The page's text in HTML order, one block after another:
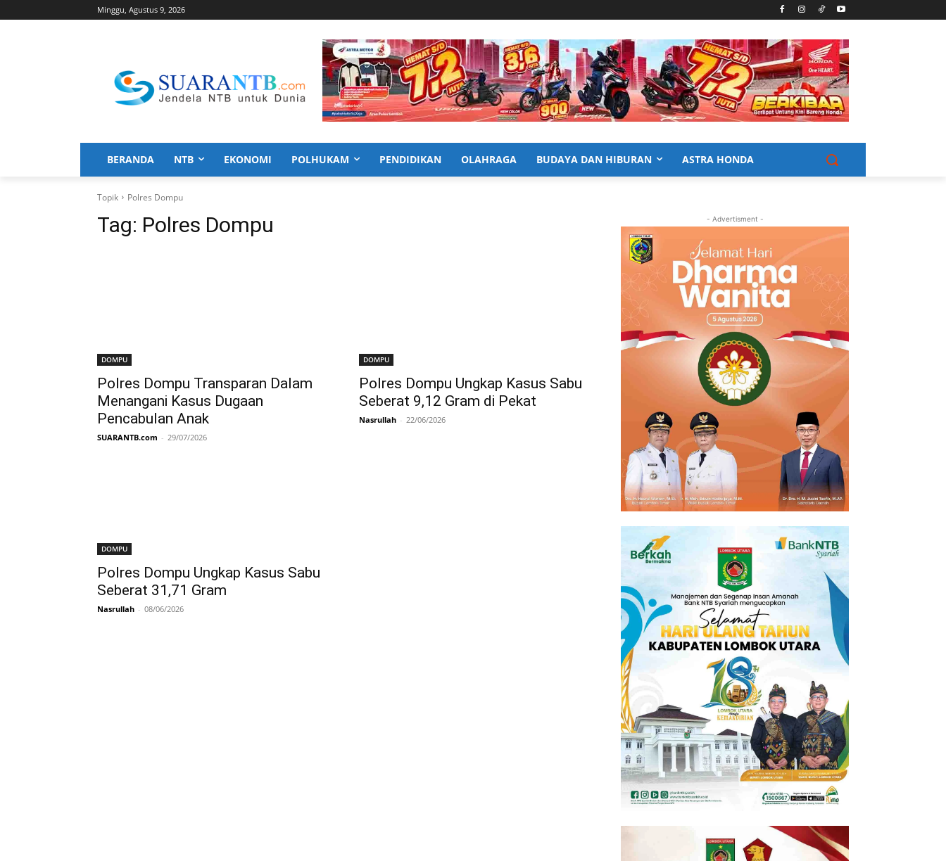
Minggu, Agustus 9, 2026
BERANDA NTB EKONOMI POLHUKAM PENDIDIKAN OLAHRAGA BUDAYA DAN HIBURAN ASTRA HONDA
Topik Polres Dompu
Tag: Polres Dompu
DOMPU
Polres Dompu Transparan Dalam
Menangani Kasus Dugaan
Pencabulan Anak
SUARANTB.com - 29/07/2026
DOMPU
Polres Dompu Ungkap Kasus Sabu
Seberat 9,12 Gram di Pekat
Nasrullah - 22/06/2026
DOMPU
Polres Dompu Ungkap Kasus Sabu
Seberat 31,71 Gram
Nasrullah - 08/06/2026
- Advertisment -